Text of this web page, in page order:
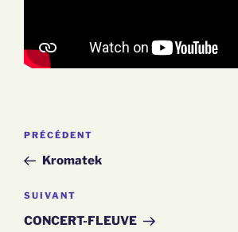
NAVIGATION
DE
L’ARTICLE
Article
précédent
PRÉCÉDENT
Kromatek
Article
suivant
SUIVANT
CONCERT-FLEUVE